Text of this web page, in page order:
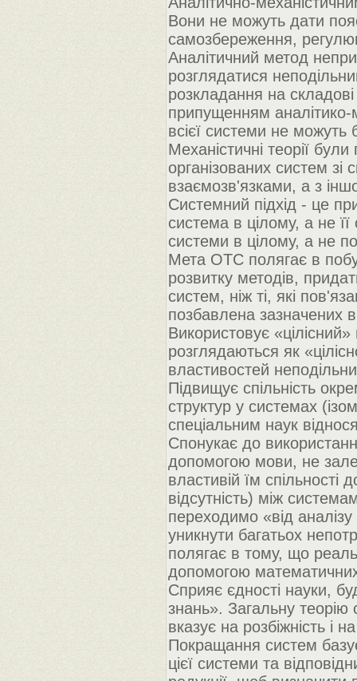
Вони не можуть дати
самозбереження,
Аналітичний метод
розглядатися
розкладання на
припущенням аналітико-
всієї системи не можуть
Механістичні теорії
організованих систем
взаємозв'язками, а з
Системний підхід - це
система в цілому, а не
системи в цілому, а не
Мета ОТС полягає в
розвитку методів,
систем, ніж ті, які
позбавлена зазначених
Використовує
розглядаються як
властивостей
Підвищує спільність
структур у системах
спеціальним наук
Спонукає до
допомогою мови, не
властивій їм спільності
відсутність) між
переходимо «від
уникнути багатьох
полягає в тому, що
допомогою
Сприяє єдності науки,
знань». Загальну
вказує на розбіжність і
Покращання систем
цієї системи та